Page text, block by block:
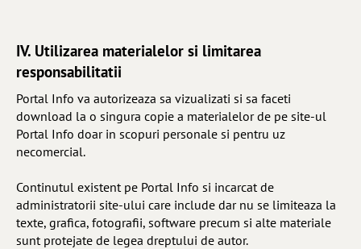
IV. Utilizarea materialelor si limitarea
responsabilitatii
Portal Info va autorizeaza sa vizualizati si sa faceti
download la o singura copie a materialelor de pe site-ul
Portal Info doar in scopuri personale si pentru uz
necomercial.
Continutul existent pe Portal Info si incarcat de
administratorii site-ului care include dar nu se limiteaza la
texte, grafica, fotografii, software precum si alte materiale
sunt protejate de legea dreptului de autor.